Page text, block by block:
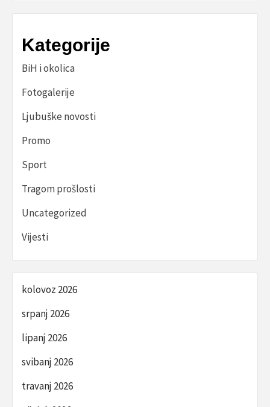
Kategorije
BiH i okolica
Fotogalerije
Ljubuške novosti
Promo
Sport
Tragom prošlosti
Uncategorized
Vijesti
kolovoz 2026
srpanj 2026
lipanj 2026
svibanj 2026
travanj 2026